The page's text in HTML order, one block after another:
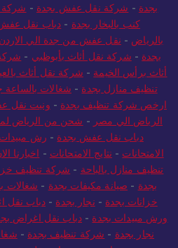
بجدة - شركة نقل عفش بجدة - شركة
كنب بالبخار بجدة - دباب نقل
بالرياض - نقل عفش من جدة الي الاردن
بجدة - شركة نقل أثاث بأبوظبي -
أثاث برأس الخيمة - شركة نقل أثاث
تنظيف منازل بجدة - شغالات بالساعة
ارخص شركة تنظيف بجدة - ونيت نقل
الرياض الي مصر - شحن من الرياض
دباب نقل عفش بجدة - رش
الامتحانات - نتايج الامتحانات - اخبارنا
تنظيف منازل بالباحة - شركة تنظيف
بجدة - صيانة مكيفات بجدة - شغالات
خزانات بجدة - نجار بجدة - دباب نقل
ورش مبيدات بجدة -دباب نقل اغراض
نجار بجدة - شركة تنظيف بجدة -